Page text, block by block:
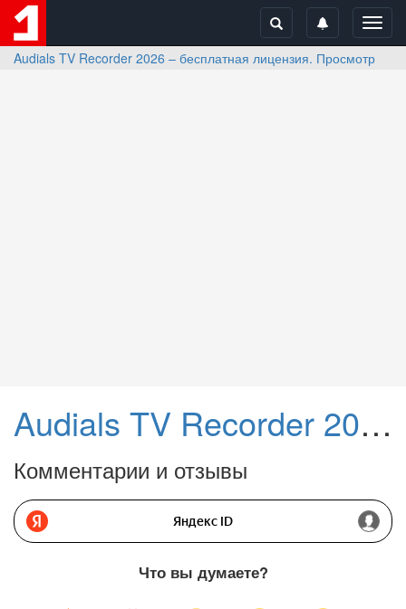
Audials TV Recorder 2026 – бесплатная лицензия. Просмотр и
Audials TV Recorder 2026 – бесплатная лицензия. Просмотр и запись ТВ онлайн и подкастов
Комментарии и отзывы